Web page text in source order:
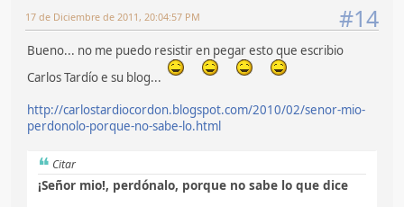
#14
17 de Diciembre de 2011, 20:04:57 PM
Bueno... no me puedo resistir en pegar esto que escribio
Carlos Tardío e su blog...
http://carlostardiocordon.blogspot.com/2010/02/senor-mio-
perdonolo-porque-no-sabe-lo.html
Citar
¡Señor mio!, perdónalo, porque no sabe lo que dice